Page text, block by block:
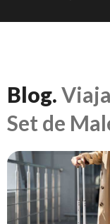
Blog.
Set de